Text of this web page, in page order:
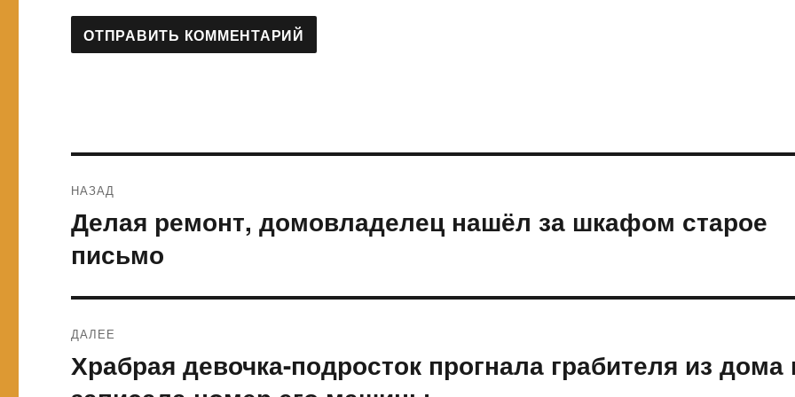
по
записям
НАЗАД
Предыдущая
запись:
Делая ремонт, домовладелец нашёл за шкафом старое
письмо
ДАЛЕЕ
Следующая
запись:
Храбрая девочка-подросток прогнала грабителя из дома